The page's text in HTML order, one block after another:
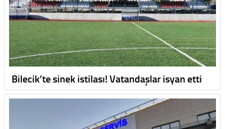
Bilecik’te sinek istilası! Vatandaşlar isyan etti